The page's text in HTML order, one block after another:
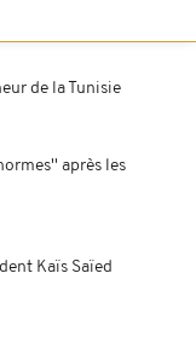
de la Tunisie
après les
Kaïs Saïed